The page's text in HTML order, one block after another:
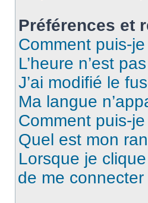
Préférences et
Comment puis-
L’heure n’est
J’ai modifié le
Ma langue
Comment puis-
Quel est mon
Lorsque je
de me connecter